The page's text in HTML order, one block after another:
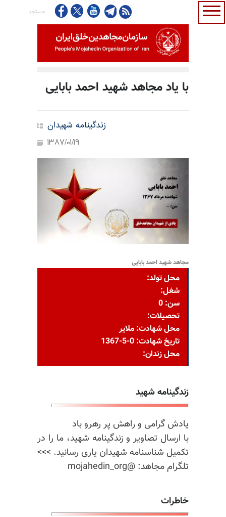
با یاد مجاهد شهید احمد بابایی
زندگینامه شهیدان
1387/01/19
مجاهد شهید احمد بابایی
محل تولد:
شغل:
سن: 0
تحصیلات:
محل شهادت: ملایر
تاریخ شهادت: 0-5-1367
محل زندان:
زندگینامه شهید
یادش گرامی و راهش پر رهرو باد
با ارسال تصاویر و زندگینامه شهید، ما را در
تکمیل شناسنامه شهیدان یاری رسانید. >>>
تلگرام مجاهد: @mojahedin_org
خاطرات